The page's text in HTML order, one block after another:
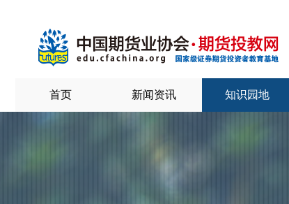
首页 新闻资讯 知识园地